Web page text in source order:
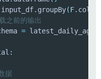
input_df. groupBy(F. col
之前的输出
= latest_daily_agg
:
据